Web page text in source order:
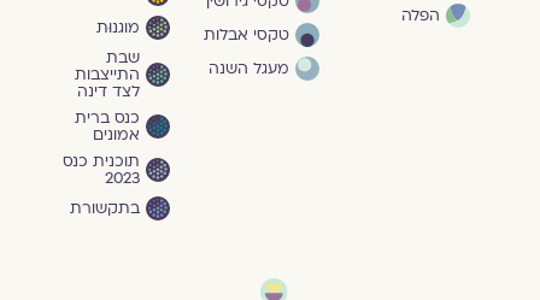
הפלה
טקסי אבלות
מעגל השנה
מוגנוּת
שבת
התייצבות
לצד דינה
כנס ברית
אמונים
תוכנית כנס
2023
בתקשורת